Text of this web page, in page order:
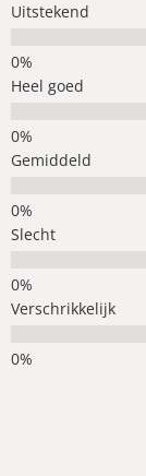
Uitstekend
Heel goed
Gemiddeld
Slecht
Verschrikkelijk